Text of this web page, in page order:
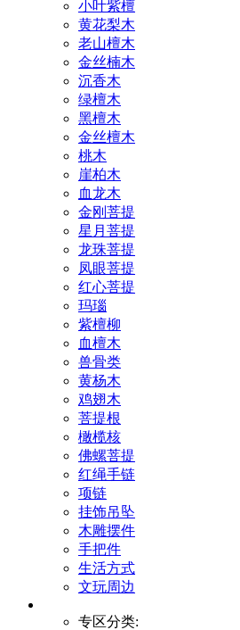
小叶紫檀
黄花梨木
老山檀木
金丝楠木
沉香木
绿檀木
黑檀木
金丝檀木
桃木
崖柏木
血龙木
金刚菩提
星月菩提
龙珠菩提
凤眼菩提
红心菩提
玛瑙
紫檀柳
血檀木
兽骨类
黄杨木
鸡翅木
菩提根
橄榄核
佛螺菩提
红绳手链
项链
挂饰吊坠
木雕摆件
手把件
生活方式
文玩周边
专区分类: